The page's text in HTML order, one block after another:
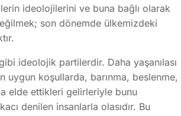
ideolojilerini ve buna bağlı olarak
son dönemde ülkemizdeki
ideolojik partilerdir. Daha yaşanılası
koşullarda, barınma, beslenme,
elde ettikleri gelirleriyle bunu
denilen insanlarla olasıdır. Bu